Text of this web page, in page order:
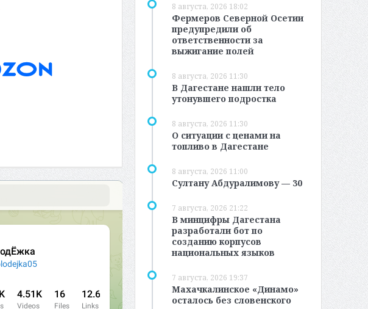
8 августа, 2026 18:02
Фермеров Северной Осетии
предупредили об
ответственности за
выжигание полей
8 августа, 2026 11:30
В Дагестане нашли тело
утонувшего подростка
8 августа, 2026 11:30
О ситуации с ценами на
топливо в Дагестане
8 августа, 2026 11:00
Султану Абдуралимову — 30
7 августа, 2026 21:22
В минцифры Дагестана
разработали бот по
созданию корпусов
национальных языков
7 августа, 2026 19:37
Махачкалинское «Динамо»
осталось без словенского